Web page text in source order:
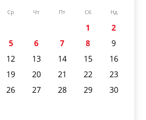
Ср Чт Пт Сб Нд
1
2
5 6 7 8
9
12 13 14 15
16
19 20 21 22
23
26 27 28 29
30